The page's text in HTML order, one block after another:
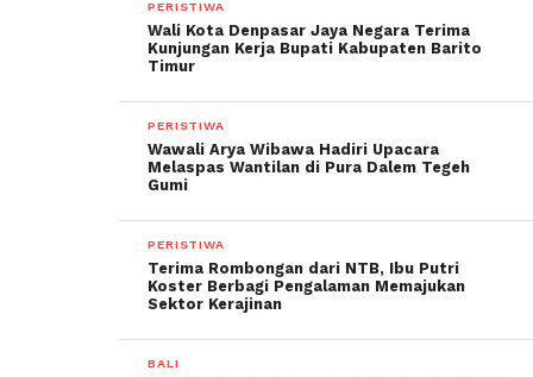
PERISTIWA
Wali Kota Denpasar Jaya Negara Terima
Kunjungan Kerja Bupati Kabupaten Barito
Timur
PERISTIWA
Wawali Arya Wibawa Hadiri Upacara
Melaspas Wantilan di Pura Dalem Tegeh
Gumi
PERISTIWA
Terima Rombongan dari NTB, Ibu Putri
Koster Berbagi Pengalaman Memajukan
Sektor Kerajinan
BALI